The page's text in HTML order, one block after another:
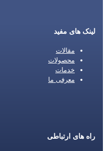
لینک های مفید
مقالات
محصولات
خدمات
معرفی ما
راه های ارتباطی